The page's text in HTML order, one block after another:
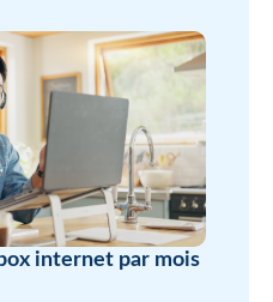
internet par mois